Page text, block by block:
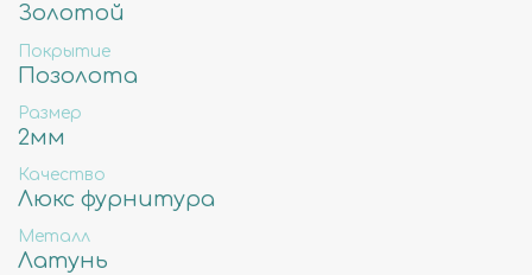
Золотой
Покрытие
Позолота
Размер
2мм
Качество
Люкс фурнитура
Металл
Латунь